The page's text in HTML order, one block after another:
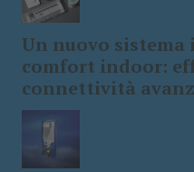
Un nuovo
comfort indoor:
connettività